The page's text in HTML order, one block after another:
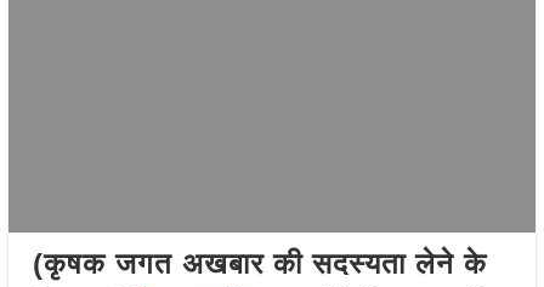
(कृषक जगत अखबार की सदस्यता लेने के